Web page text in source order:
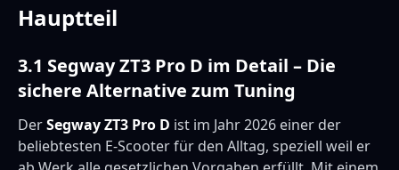
Hauptteil
3.1 Segway ZT3 Pro D im Detail – Die
sichere Alternative zum Tuning
DerSegway ZT3 Pro D ist im Jahr 2026 einer der
beliebtesten E-Scooter für den Alltag, speziell weil er